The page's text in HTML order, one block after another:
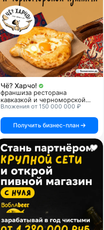
Чё? Харчо!
франшиза ресторана
кавказкой и черноморской
кухни
Вложения от 150 000 000 ₽
Получить бизнес-план